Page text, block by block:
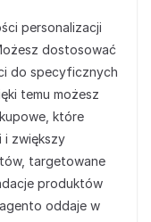
personalizacji
dostosować
do specyficznych
temu możesz
które
i zwiększy
targetowane
produktów
oddaje w